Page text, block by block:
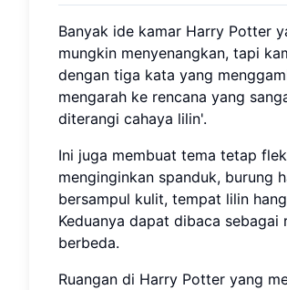
Banyak ide kamar Harry Potter
mungkin menyenangkan, tapi
dengan tiga kata yang
mengarah ke rencana yang
diterangi cahaya lilin'.
Ini juga membuat tema tetap
menginginkan spanduk, burung
bersampul kulit, tempat lilin
Keduanya dapat dibaca
berbeda.
Ruangan di Harry Potter yang